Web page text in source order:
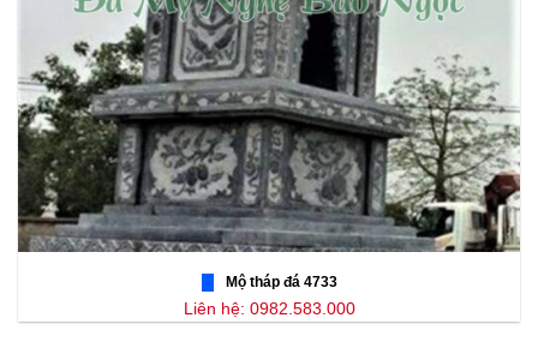
Mộ tháp đá 4733
Liên hệ: 0982.583.000